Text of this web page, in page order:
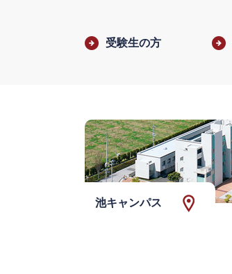
受験生の方
池キャンパス